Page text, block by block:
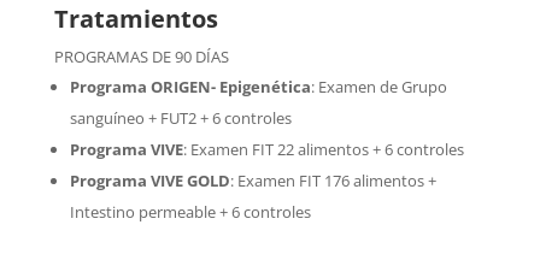
Tratamientos
PROGRAMAS DE 90 DÍAS
Programa ORIGEN- Epigenética:Examen de Grupo
sanguíneo + FUT2 + 6 controles
Programa VIVE: Examen FIT 22 alimentos + 6 controles
Programa VIVE GOLD: Examen FIT 176 alimentos +
Intestino permeable + 6 controles